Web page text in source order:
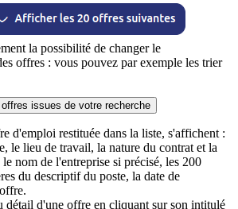
la possibilité de changer le
offres : vous pouvez par exemple les trier
issues de votre recherche
d'emploi restituée dans la liste, s'affichent :
le lieu de travail, la nature du contrat et la
nom de l'entreprise si précisé, les 200
du descriptif du poste, la date de
détail d'une offre en cliquant sur son intitulé